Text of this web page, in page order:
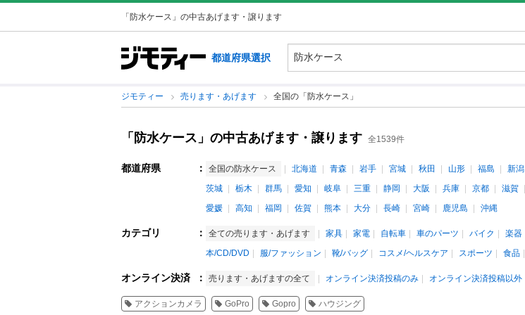
「防水ケース」の中古あげます・譲ります
都道府県選択
ジモティー 売ります・あげます 全国の「防水ケース」
「防水ケース」の中古あげます・譲ります 全1539件
都道府県 ： 全国の防水ケース 北海道 青森 岩手 宮城 秋田 山形 福島 新潟
茨城
栃木 群馬 愛知 岐阜 三重 静岡 大阪 兵庫 京都 滋賀
愛媛
高知 福岡 佐賀 熊本 大分 長崎 宮崎 鹿児島 沖縄
カテゴリ ： 全ての売ります・あげます 家具 家電 自転車 車のパーツ バイク 楽器
本/CD/DVD
服/ファッション 靴/バッグ コスメ/ヘルスケア スポーツ 食品
オンライン決済 ： 売ります・あげますの全て オンライン決済投稿のみ オンライン決済投稿以外
アクションカメラ GoPro Gopro ハウジング